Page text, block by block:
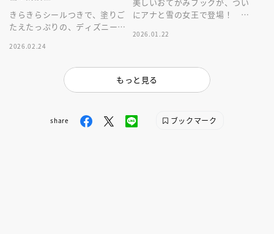
きらきらシールつきで、塗りご
たえたっぷりの、ディズニープ
いい１冊です。
2026.02.24
にアナと雪の女王で登場！ 子
です。
2026.01.22
もっと見る
share ブックマーク